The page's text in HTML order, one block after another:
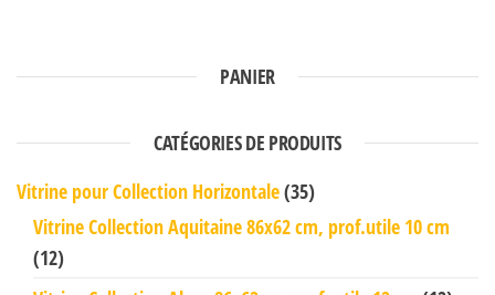
PANIER
CATÉGORIES DE PRODUITS
Vitrine pour Collection Horizontale(35)
Vitrine Collection Aquitaine 86x62 cm, prof.utile 10 cm
(12)